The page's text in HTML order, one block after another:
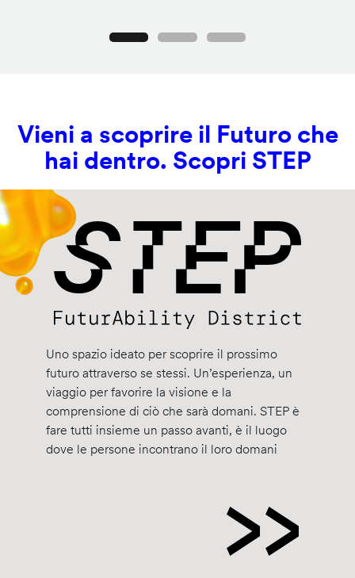
Vieni a scoprire il Futuro che
hai dentro. Scopri STEP
Uno spazio ideato per scoprire il prossimo
futuro attraverso se stessi. Un’esperienza, un
viaggio per favorire la visione e la
comprensione di ciò che sarà domani. STEP è
fare tutti insieme un passo avanti, è il luogo
dove le persone incontrano il loro domani